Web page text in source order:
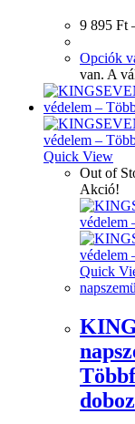
9 895 Ft
Opciók
van. A
Quick View
Out of
Akció!
Quick